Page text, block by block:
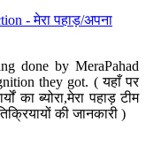
- मेरा पहाड़/अपना
done by MeraPahad
they got. ( यहाँ पर
का ब्योरा,मेरा पहाड़ टीम
की जानकारी )